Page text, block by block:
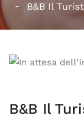
B&B Il
B&B Il